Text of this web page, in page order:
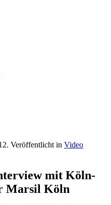
. Veröffentlicht in Video
mit Köln-
Marsil Köln